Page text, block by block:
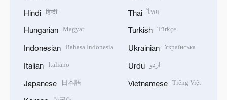
Hindi हिन्दी
Hungarian Magyar
Indonesian Bahasa Indonesia
Italian Italiano
Japanese 日本語
Thai ไทย
Turkish Türkçe
Ukrainian Українська
Urdu اردو
Vietnamese Tiếng Việt